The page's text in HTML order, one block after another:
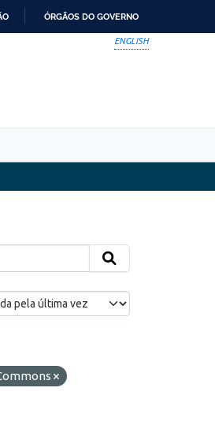
ÓRGÃOS DO GOVERNO
ENGLISH